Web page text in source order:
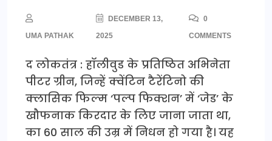
UMA PATHAK
DECEMBER 13,
2025
0
COMMENTS
द लोकतंत्र : हॉलीवुड के प्रतिष्ठित अभिनेता
पीटर ग्रीन, जिन्हें क्वेंटिन टैरेंटिनो की
क्लासिक फिल्म ‘पल्प फिक्शन’ में ‘जेड’ के
खौफनाक किरदार के लिए जाना जाता था,
का 60 साल की उम्र में निधन हो गया है। यह